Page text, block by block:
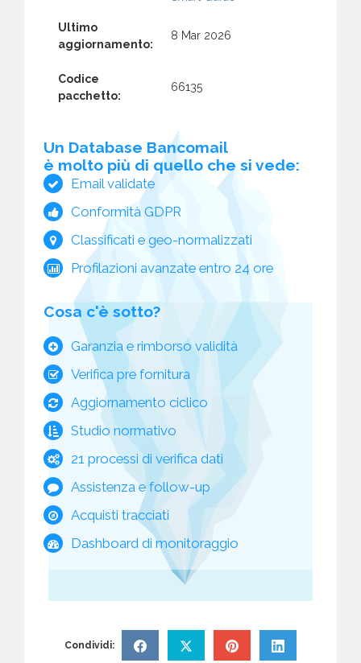
Ultimo
aggiornamento:
8 Mar 2026
Codice
pacchetto:
66135
Un Database Bancomail
è molto più di quello che si vede:
Email validate
Conformità GDPR
Classificati e geo-normalizzati
Profilazioni avanzate entro 24 ore
Cosa c'è sotto?
Garanzia e rimborso validità
Verifica pre fornitura
Aggiornamento ciclico
Studio normativo
21 processi di verifica dati
Assistenza e follow-up
Acquisti tracciati
Dashboard di monitoraggio
Condividi: